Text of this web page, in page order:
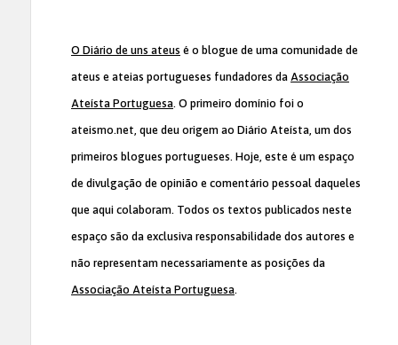
O Diário de uns ateus é o blogue de uma comunidade de
ateus e ateias portugueses fundadores da Associação
Ateísta Portuguesa. O primeiro domínio foi o
ateismo.net, que deu origem ao Diário Ateísta, um dos
primeiros blogues portugueses. Hoje, este é um espaço
de divulgação de opinião e comentário pessoal daqueles
que aqui colaboram. Todos os textos publicados neste
espaço são da exclusiva responsabilidade dos autores e
não representam necessariamente as posições da
Associação Ateísta Portuguesa.